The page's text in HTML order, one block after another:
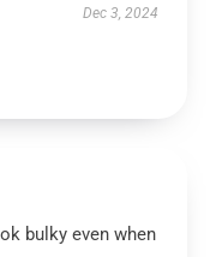
Dec 3, 2024
bulky even when